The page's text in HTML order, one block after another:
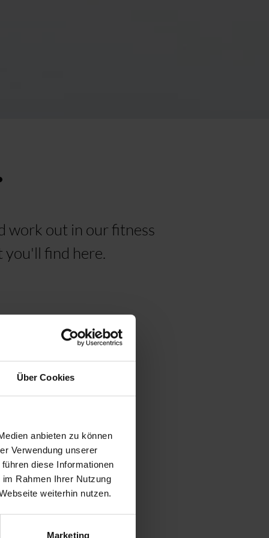
Über Cookies
anbieten zu können
Verwendung unserer
diese Informationen
Rahmen Ihrer Nutzung
weiterhin nutzen.
Marketing
work out in our fitness
you'll find here.